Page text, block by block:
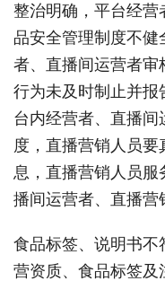
整治明确，平台经营
品安全管理制度不
者、直播间运营者
行为未及时制止并
台内经营者、直播间
度，直播营销人员
息，直播营销人员
播间运营者、直播营
食品标签、说明书
营资质、食品标签及